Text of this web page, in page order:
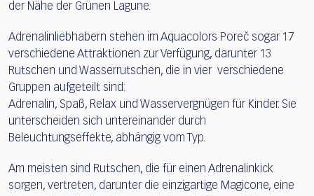
der Nähe der Grünen Lagune.
Adrenalinliebhabern stehen im Aquacolors Poreč sogar 17
verschiedene Attraktionen zur Verfügung, darunter 13
Rutschen und Wasserrutschen, die in vier verschiedene
Gruppen aufgeteilt sind:
Adrenalin, Spaß, Relax und Wasservergnügen für Kinder. Sie
unterscheiden sich untereinander durch
Beleuchtungseffekte, abhängig vom Typ.
Am meisten sind Rutschen, die für einen Adrenalinkick
sorgen, vertreten, darunter die einzigartige Magicone, eine